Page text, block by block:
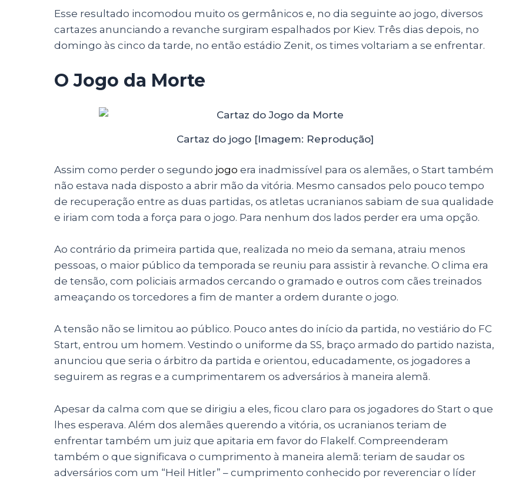
Esse resultado incomodou muito os germânicos e, no dia seguinte ao jogo, diversos
cartazes anunciando a revanche surgiram espalhados por Kiev. Três dias depois, no
domingo às cinco da tarde, no então estádio Zenit, os times voltariam a se enfrentar.
O Jogo da Morte
Cartaz do jogo [Imagem: Reprodução]
Assim como perder o segundo jogo era inadmissível para os alemães, o Start também
não estava nada disposto a abrir mão da vitória. Mesmo cansados pelo pouco tempo
de recuperação entre as duas partidas, os atletas ucranianos sabiam de sua qualidade
e iriam com toda a força para o jogo. Para nenhum dos lados perder era uma opção.
Ao contrário da primeira partida que, realizada no meio da semana, atraiu menos
pessoas, o maior público da temporada se reuniu para assistir à revanche. O clima era
de tensão, com policiais armados cercando o gramado e outros com cães treinados
ameaçando os torcedores a fim de manter a ordem durante o jogo.
A tensão não se limitou ao público. Pouco antes do início da partida, no vestiário do FC
Start, entrou um homem. Vestindo o uniforme da SS, braço armado do partido nazista,
anunciou que seria o árbitro da partida e orientou, educadamente, os jogadores a
seguirem as regras e a cumprimentarem os adversários à maneira alemã.
Apesar da calma com que se dirigiu a eles, ficou claro para os jogadores do Start o que
lhes esperava. Além dos alemães querendo a vitória, os ucranianos teriam de
enfrentar também um juiz que apitaria em favor do Flakelf. Compreenderam
também o que significava o cumprimento à maneira alemã: teriam de saudar os
adversários com um “Heil Hitler” – cumprimento conhecido por reverenciar o líder